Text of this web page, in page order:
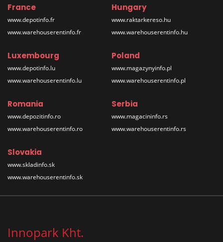
France
www.depotinfo.fr
www.warehouserentinfo.fr
Hungary
www.raktarkereso.hu
www.warehouserentinfo.hu
Luxembourg
www.depotinfo.lu
www.warehouserentinfo.lu
Poland
www.magazynyinfo.pl
www.warehouserentinfo.pl
Romania
www.depozitinfo.ro
www.warehouserentinfo.ro
Serbia
www.magacininfo.rs
www.warehouserentinfo.rs
Slovakia
www.skladinfo.sk
www.warehouserentinfo.sk
Innopark Kht.